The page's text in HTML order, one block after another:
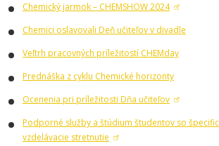
Chemický jarmok – CHEMSHOW 2024
Chemici oslavovali Deň učiteľov v divadle
Veľtrh pracovných príležitostí CHEMday
Prednáška z cyklu Chemické horizonty
Ocenenia pri príležitosti Dňa učiteľov
Podporné služby a štúdium študentov so
vzdelávacie stretnutie